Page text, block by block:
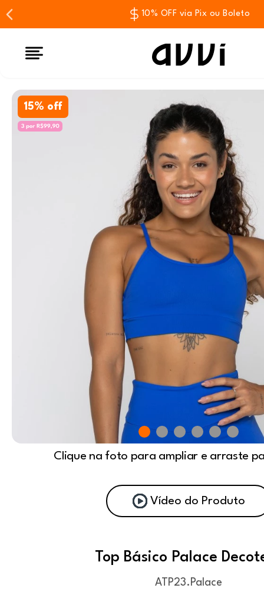
10% OFF via Pix ou Boleto
15% off
Clique na foto para ampliar e arraste
Vídeo do Produto
Top Básico Palace
ATP23.Palace